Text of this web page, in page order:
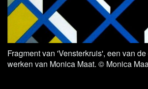
Fragment van 'Vensterkruis', een van
werken van Monica Maat. © Monica